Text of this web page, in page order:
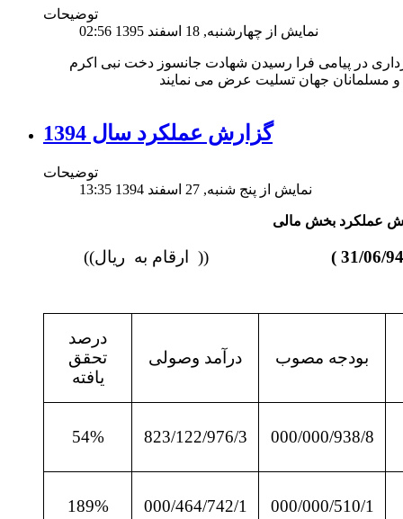
توضیحات
نمایش از چهارشنبه, 18 اسفند 1395 02:56
در پیامی فرا رسیدن شهادت جانسوز دخت نبی اکرم
گزارش عملکرد سال 1394
توضیحات
نمایش از پنج شنبه, 27 اسفند 1394 13:35
(( ارقام به ریال))
بودجه مصوب درآمد وصولی
درصد
تحقق
یافته
000/000/938/8
823/122/976/3
54%
000/000/510/1
000/464/742/1
189%